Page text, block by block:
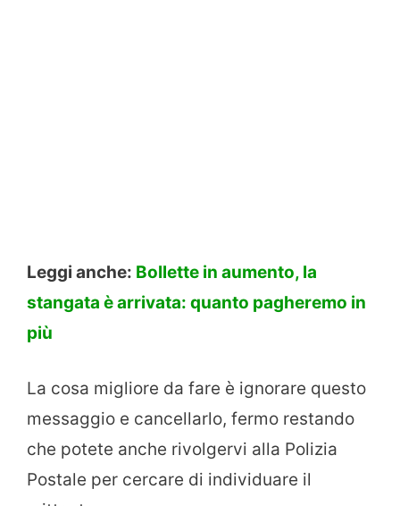
Leggi anche: Bollette in aumento, la
stangata è arrivata: quanto pagheremo in
più
La cosa migliore da fare è ignorare questo
messaggio e cancellarlo, fermo restando
che potete anche rivolgervi alla Polizia
Postale per cercare di individuare il